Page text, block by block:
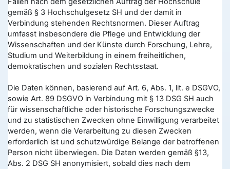
gemäß § 3 Hochschulgesetz SH und der damit in
Verbindung stehenden Rechtsnormen. Dieser Auftrag
umfasst insbesondere die Pflege und Entwicklung der
Wissenschaften und der Künste durch Forschung, Lehre,
Studium und Weiterbildung in einem freiheitlichen,
demokratischen und sozialen Rechtsstaat.
Die Daten können, basierend auf Art. 6, Abs. 1, lit. e DSGVO,
sowie Art. 89 DSGVO in Verbindung mit § 13 DSG SH auch
für wissenschaftliche oder historische Forschungszwecke
und zu statistischen Zwecken ohne Einwilligung verarbeitet
werden, wenn die Verarbeitung zu diesen Zwecken
erforderlich ist und schutzwürdige Belange der betroffenen
Person nicht überwiegen. Die Daten werden gemäß §13,
Abs. 2 DSG SH anonymisiert, sobald dies nach dem